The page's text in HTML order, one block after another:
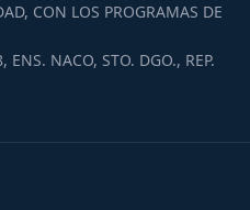
CON LOS PROGRAMAS DE
ENS. NACO, STO. DGO., REP.